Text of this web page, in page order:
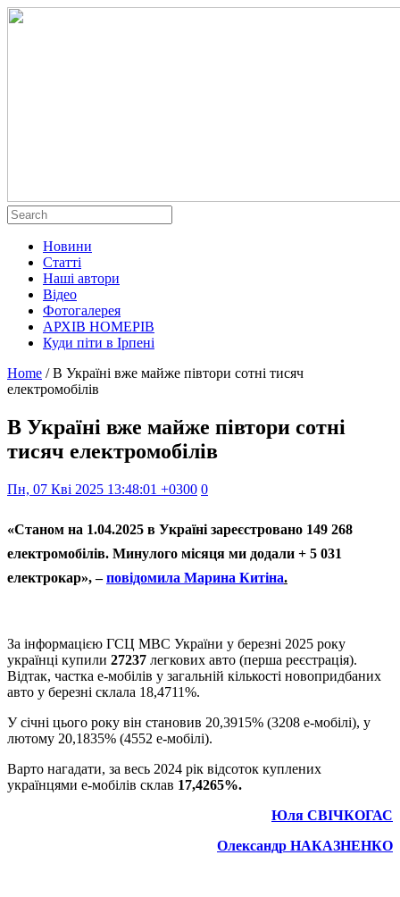
Новини
Статті
Наші автори
Відео
Фотогалерея
АРХІВ НОМЕРІВ
Куди піти в Ірпені
Home / В Україні вже майже півтори сотні тисяч
електромобілів
В Україні вже майже півтори сотні
тисяч електромобілів
Пн, 07 Кві 2025 13:48:01 +0300 0
«Станом на 1.04.2025 в Україні зареєстровано 149 268
електромобілів. Минулого місяця ми додали + 5 031
електрокар», –повідомила Марина Китіна.
За інформацією ГСЦ МВС України у березні 2025 року
українці купили 27237 легкових авто (перша реєстрація).
Відтак, частка е-мобілів у загальній кількості новопридбаних
авто у березні склала 18,4711%.
У січні цього року він становив 20,3915% (3208 е-мобілі), у
лютому 20,1835% (4552 е-мобілі).
Варто нагадати, за весь 2024 рік відсоток куплених
українцями е-мобілів склав 17,4265%.
Юля СВІЧКОГАС
Олександр НАКАЗНЕНКО